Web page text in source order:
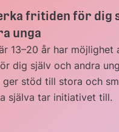
fritiden för dig
unga
13–20 år har möjlighet
dig själv och andra
ger stöd till stora och
själva tar initiativet till.